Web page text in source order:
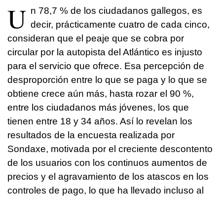
U n 78,7 % de los ciudadanos gallegos, es
decir, prácticamente cuatro de cada cinco,
consideran que el peaje que se cobra por
circular por la autopista del Atlántico es injusto
para el servicio que ofrece. Esa percepción de
desproporción entre lo que se paga y lo que se
obtiene crece aún más, hasta rozar el 90 %,
entre los ciudadanos más jóvenes, los que
tienen entre 18 y 34 años. Así lo revelan los
resultados de la encuesta realizada por
Sondaxe, motivada por el creciente descontento
de los usuarios con los continuos aumentos de
precios y el agravamiento de los atascos en los
controles de pago, lo que ha llevado incluso al